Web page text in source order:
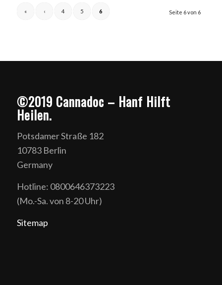
Seite 6 von 6
« ‹ 4 5 6
©2019 Cannadoc – Hanf Hilft
Heilen.
Potsdamer Straße 182
10783 Berlin
Germany
Hotline: 0800646373223
(Mo.-Sa. von 8-20 Uhr)
Sitemap